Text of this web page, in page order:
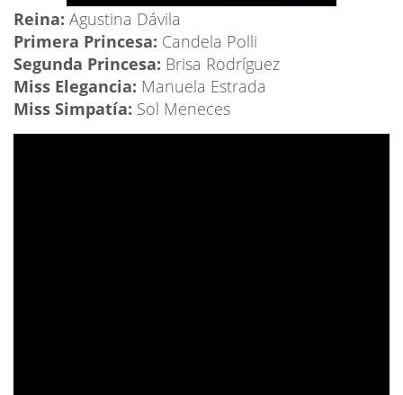
Reina: Agustina Dávila
Primera Princesa: Candela Polli
Segunda Princesa: Brisa Rodríguez
Miss Elegancia: Manuela Estrada
Miss Simpatía: Sol Meneces